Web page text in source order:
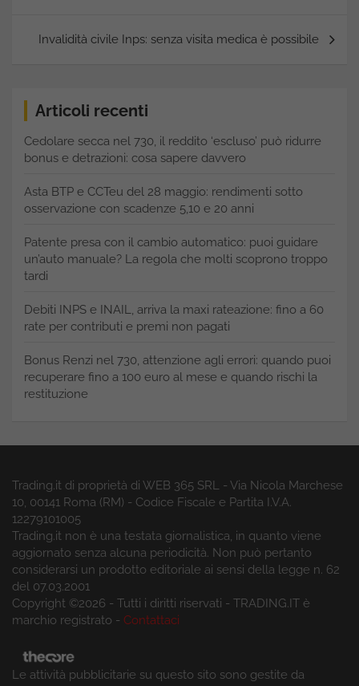
Invalidità civile Inps: senza visita medica è possibile
Articoli recenti
Cedolare secca nel 730, il reddito ‘escluso’ può ridurre
bonus e detrazioni: cosa sapere davvero
Asta BTP e CCTeu del 28 maggio: rendimenti sotto
osservazione con scadenze 5,10 e 20 anni
Patente presa con il cambio automatico: puoi guidare
un’auto manuale? La regola che molti scoprono troppo
tardi
Debiti INPS e INAIL, arriva la maxi rateazione: fino a 60
rate per contributi e premi non pagati
Bonus Renzi nel 730, attenzione agli errori: quando puoi
recuperare fino a 100 euro al mese e quando rischi la
restituzione
Trading.it di proprietà di WEB 365 SRL - Via Nicola Marchese
10, 00141 Roma (RM) - Codice Fiscale e Partita I.V.A.
12279101005
Trading.it non è una testata giornalistica, in quanto viene
aggiornato senza alcuna periodicità. Non può pertanto
considerarsi un prodotto editoriale ai sensi della legge n. 62
del 07.03.2001
Copyright ©2026 - Tutti i diritti riservati - TRADING.IT è
marchio registrato - Contattaci
Le attività pubblicitarie su questo sito sono gestite da